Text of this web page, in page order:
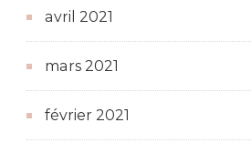
avril 2021
mars 2021
février 2021